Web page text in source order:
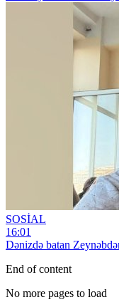
SOSİAL
16:01
Dənizdə batan
End of content
No more pages to load